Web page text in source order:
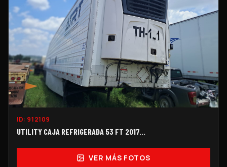
ID: 912109
UTILITY CAJA REFRIGERADA 53 FT 2017...
VER MÁS FOTOS